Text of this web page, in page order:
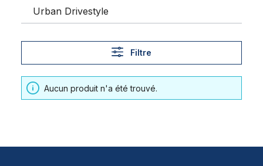
Urban Drivestyle
Filtre
Aucun produit n'a été trouvé.